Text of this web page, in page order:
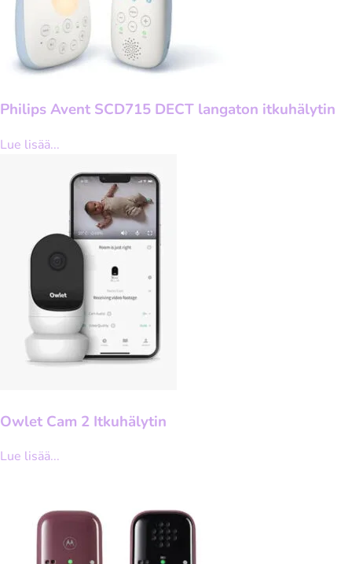
Philips Avent SCD715 DECT langaton itkuhälytin
Lue lisää...
Owlet Cam 2 Itkuhälytin
Lue lisää...